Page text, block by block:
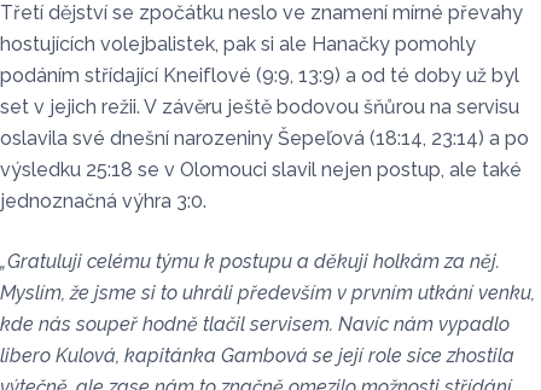
Třetí dějství se zpočátku neslo ve znamení mírné převahy
hostujících volejbalistek, pak si ale Hanačky pomohly
podáním střídající Kneiflové (9:9, 13:9) a od té doby už byl
set v jejich režii. V závěru ještě bodovou šňůrou na servisu
oslavila své dnešní narozeniny Šepeľová (18:14, 23:14) a po
výsledku 25:18 se v Olomouci slavil nejen postup, ale také
jednoznačná výhra 3:0.
„Gratuluji celému týmu k postupu a děkuji holkám za něj.
Myslím, že jsme si to uhráli především v prvním utkání venku,
kde nás soupeř hodně tlačil servisem. Navíc nám vypadlo
libero Kulová, kapitánka Gambová se její role sice zhostila